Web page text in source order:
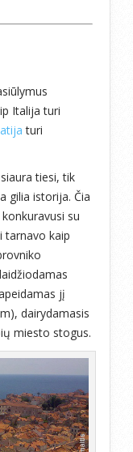
Italija turi
turi
tiesi, tik
gilia istorija. Čia
su
tarnavo kaip
jį
dairydamasis
miesto stogus.